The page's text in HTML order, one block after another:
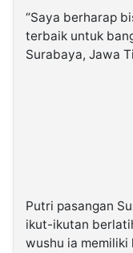
“Saya berharap
terbaik untuk
Surabaya, Jawa
Putri pasangan
ikut-ikutan
wushu ia